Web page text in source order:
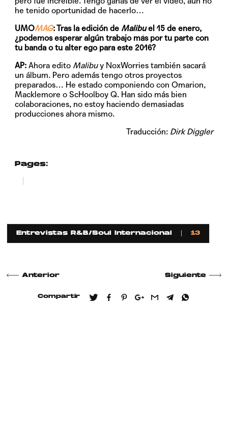
he tenido oportunidad de hacerlo…
UMOMAG: Tras la edición deMalibuel 15 de enero,
¿podemos esperar algún trabajo más por tu parte con
tu banda o tu alter ego para este 2016?
AP: Ahora edito Malibuy NoxWorries también sacará
un álbum. Pero además tengo otros proyectos
preparados… He estado componiendo con Omarion,
Macklemore o ScHoolboy Q. Han sido más bien
colaboraciones, no estoy haciendo demasiadas
producciones ahora mismo.
Traducción: Dirk Diggler
Pages:
Entrevistas R&B/Soul Internacional 13
Anterior Siguiente
Compartir